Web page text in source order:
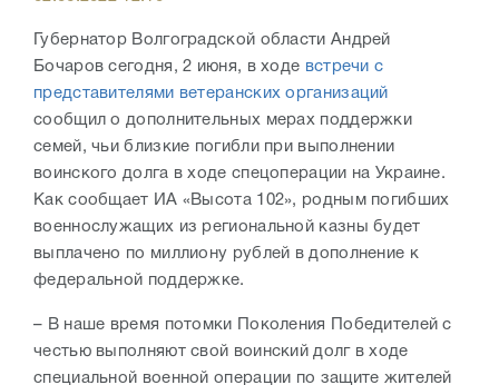
Губернатор Волгоградской области Андрей
Бочаров сегодня, 2 июня, в ходе встречи с
представителями ветеранских организаций
сообщил о дополнительных мерах поддержки
семей, чьи близкие погибли при выполнении
воинского долга в ходе спецоперации на Украине.
Как сообщает ИА «Высота 102», родным погибших
военнослужащих из региональной казны будет
выплачено по миллиону рублей в дополнение к
федеральной поддержке.
– В наше время потомки Поколения Победителей с
честью выполняют свой воинский долг в ходе
специальной военной операции по защите жителей